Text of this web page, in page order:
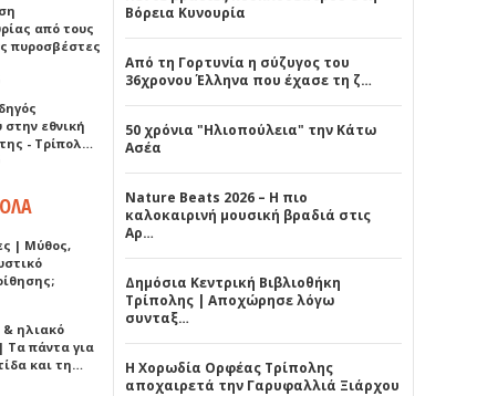
από τους
πυροσβέστες
στην εθνική
- Τρίπολ…
| Μύθος,
ηλιακό
Τα πάντα για
και τη…
Βόρεια Κυνουρία
Από τη Γορτυνία η σύζυγος του
36χρονου Έλληνα που έχασε τη ζ…
50 χρόνια "Ηλιοπούλεια" την Κάτω
Ασέα
Nature Beats 2026 – Η πιο
καλοκαιρινή μουσική βραδιά στις
Αρ…
Δημόσια Κεντρική Βιβλιοθήκη
Τρίπολης | Αποχώρησε λόγω
συνταξ…
Η Χορωδία Ορφέας Τρίπολης
αποχαιρετά την Γαρυφαλλιά Ξιάρχου